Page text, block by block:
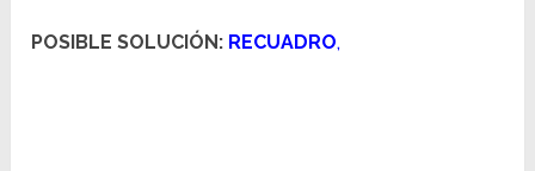
POSIBLE SOLUCIÓN: RECUADRO,